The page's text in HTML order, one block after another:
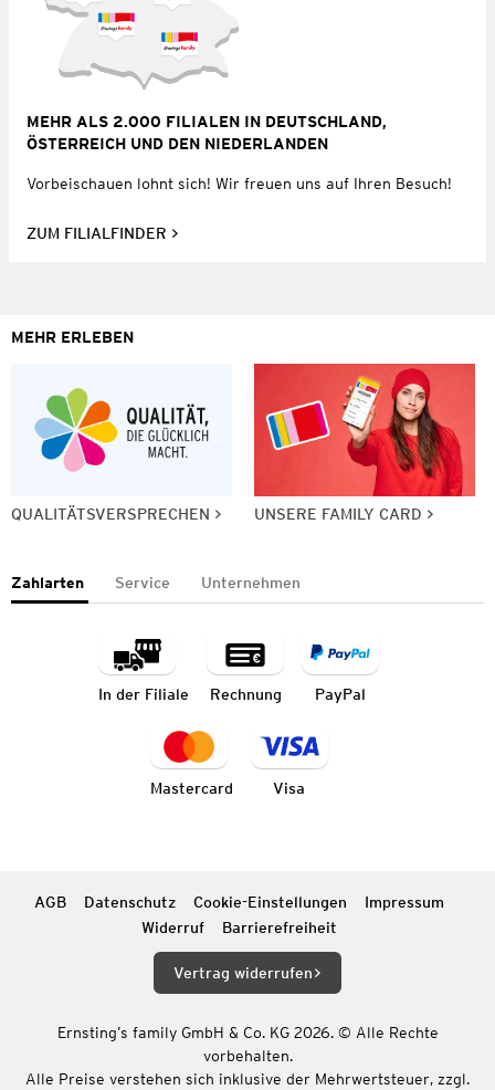
MEHR ALS 2.000 FILIALEN IN DEUTSCHLAND,
ÖSTERREICH UND DEN NIEDERLANDEN
Vorbeischauen lohnt sich! Wir freuen uns auf Ihren Besuch!
ZUM FILIALFINDER
MEHR ERLEBEN
QUALITÄTSVERSPRECHEN UNSERE FAMILY CARD
Zahlarten Service Unternehmen
In der Filiale Rechnung PayPal
Mastercard Visa
AGB Datenschutz Cookie-Einstellungen
Impressum
Widerruf
Barrierefreiheit
Vertrag widerrufen
Ernsting’s family GmbH & Co. KG 2026. © Alle Rechte
vorbehalten.
Alle Preise verstehen sich inklusive der Mehrwertsteuer, zzgl.